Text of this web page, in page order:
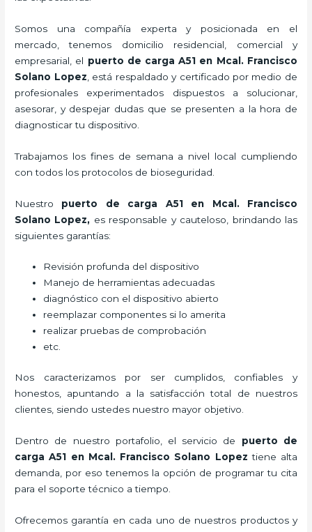
Somos una compañía experta y posicionada en el
mercado, tenemos domicilio residencial, comercial y
empresarial, el puerto de carga A51 en Mcal. Francisco
Solano Lopez , está respaldado y certificado por medio de
profesionales experimentados dispuestos a solucionar,
asesorar, y despejar dudas que se presenten a la hora de
diagnosticar tu dispositivo.
Trabajamos los fines de semana a nivel local cumpliendo
con todos los protocolos de bioseguridad.
Nuestro puerto de carga A51
en Mcal. Francisco
Solano Lopez, es responsable y cauteloso, brindando las
siguientes garantías:
Revisión profunda del dispositivo
Manejo de herramientas adecuadas
diagnóstico con el dispositivo abierto
reemplazar componentes si lo amerita
realizar pruebas de comprobación
etc.
Nos caracterizamos por ser cumplidos, confiables y
honestos, apuntando a la satisfacción total de nuestros
clientes, siendo ustedes nuestro mayor objetivo.
Dentro de nuestro portafolio, el servicio de puerto de
carga A51 en Mcal. Francisco Solano Lopez tiene alta
demanda, por eso tenemos la opción de programar tu cita
para el soporte técnico a tiempo.
Ofrecemos garantía en cada uno de nuestros productos y